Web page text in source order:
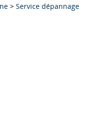
> Service dépannage